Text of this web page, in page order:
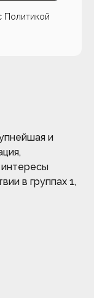
Политикой
и
в группах 1,